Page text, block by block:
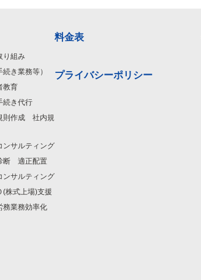
り組み
き業務等）
教育
き代行
則作成 社内規
サルティング
断 適正配置
サルティング
株式上場)支援
業務効率化
料金表
プライバシーポリシー